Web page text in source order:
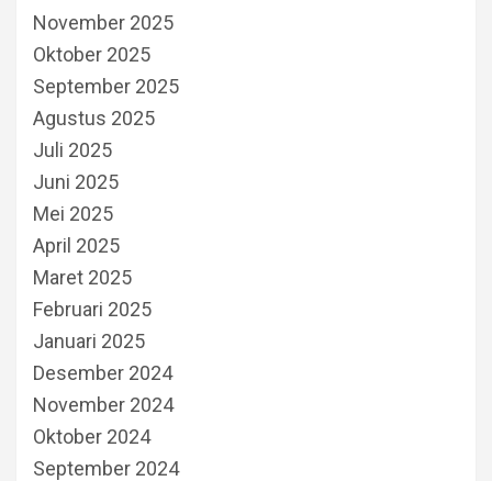
November 2025
Oktober 2025
September 2025
Agustus 2025
Juli 2025
Juni 2025
Mei 2025
April 2025
Maret 2025
Februari 2025
Januari 2025
Desember 2024
November 2024
Oktober 2024
September 2024